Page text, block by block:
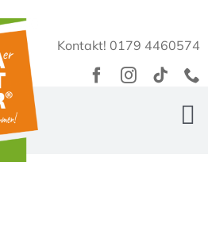
Kontakt! 0179 4460574